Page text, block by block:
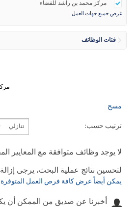
مركز محمد بن راشد للفضاء
عرض جميع جهات العمل
فئات الوظائف
مسح
ترتيب حسب:
لا يوجد وظائف متوافقة مع المعايير
لتحسين نتائج عملية البحث، يرجى
يمكن أيضاً عرض كافة فرص العمل
أخبرنا عن صديق من الممكن أن